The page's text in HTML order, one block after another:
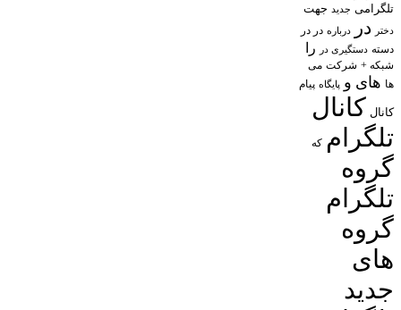
تلگرامی جدید جهت
دختر در درباره در در
دسته دستگیری در را
شبکه + شرکت می
ها های و پایگاه پیام
کانال کانال
تلگرام که
گروه
تلگرام
گروه
های
جدید